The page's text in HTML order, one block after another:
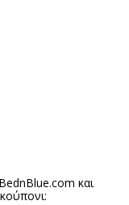
BednBlue.com και